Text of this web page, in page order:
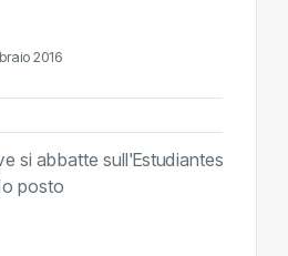
2016